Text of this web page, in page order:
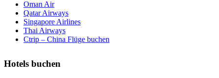
Oman Air
Qatar Airways
Singapore Airlines
Thai Airways
Ctrip – China Flüge buchen
Hotels buchen